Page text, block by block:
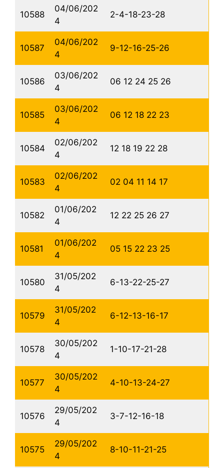
10588
04/06/202
4
2-4-18-23-28
10587
04/06/202
4
9-12-16-25-26
10586
03/06/202
4
06 12 24 25 26
10585
03/06/202
4
06 12 18 22 23
10584
02/06/202
4
12 18 19 22 28
10583
02/06/202
4
02 04 11 14 17
10582
01/06/202
4
12 22 25 26 27
10581
01/06/202
4
05 15 22 23 25
10580
31/05/202
4
6-13-22-25-27
10579
31/05/202
4
6-12-13-16-17
10578
30/05/202
4
1-10-17-21-28
10577
30/05/202
4
4-10-13-24-27
10576
29/05/202
4
3-7-12-16-18
10575
29/05/202
4
8-10-11-21-25